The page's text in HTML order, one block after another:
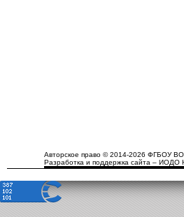
Авторское право © 2014-2026 ФГБОУ ВО
Разработка и поддержка сайта – ИОДО